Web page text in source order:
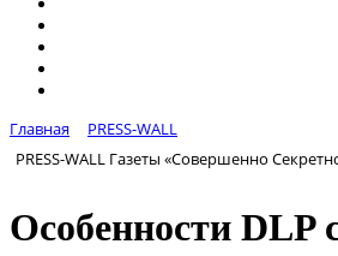
Главная
PRESS-WALL
PRESS-WALL Газеты «Совершенно
Особенности DLP